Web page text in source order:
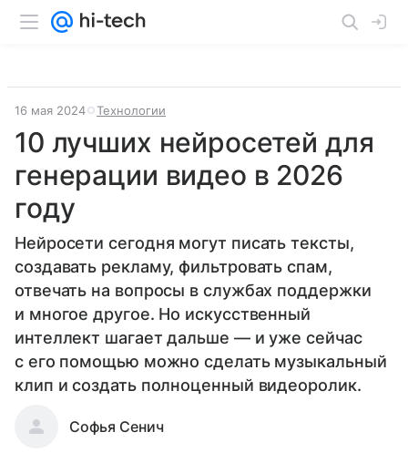
16 мая 2024 Технологии
10 лучших нейросетей для
генерации видео в 2026
году
Нейросети сегодня могут писать тексты,
создавать рекламу, фильтровать спам,
отвечать на вопросы в службах поддержки
и многое другое. Но искусственный
интеллект шагает дальше — и уже сейчас
с его помощью можно сделать музыкальный
клип и создать полноценный видеоролик.
Софья Сенич